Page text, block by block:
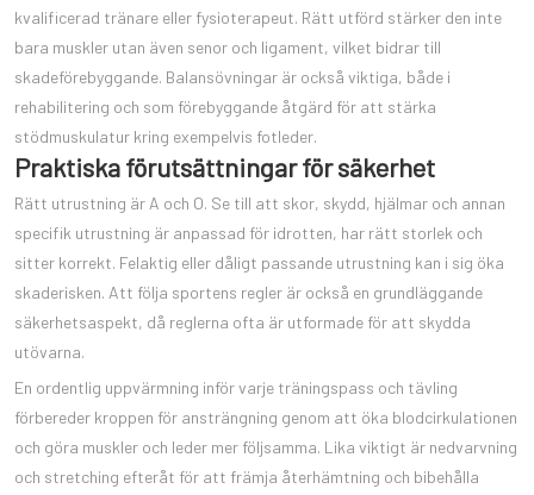
kvalificerad tränare eller fysioterapeut. Rätt utförd stärker den inte
bara muskler utan även senor och ligament, vilket bidrar till
skadeförebyggande. Balansövningar är också viktiga, både i
rehabilitering och som förebyggande åtgärd för att stärka
stödmuskulatur kring exempelvis fotleder.
Praktiska förutsättningar för säkerhet
Rätt utrustning är A och O. Se till att skor, skydd, hjälmar och annan
specifik utrustning är anpassad för idrotten, har rätt storlek och
sitter korrekt. Felaktig eller dåligt passande utrustning kan i sig öka
skaderisken. Att följa sportens regler är också en grundläggande
säkerhetsaspekt, då reglerna ofta är utformade för att skydda
utövarna.
En ordentlig uppvärmning inför varje träningspass och tävling
förbereder kroppen för ansträngning genom att öka blodcirkulationen
och göra muskler och leder mer följsamma. Lika viktigt är nedvarvning
och stretching efteråt för att främja återhämtning och bibehålla